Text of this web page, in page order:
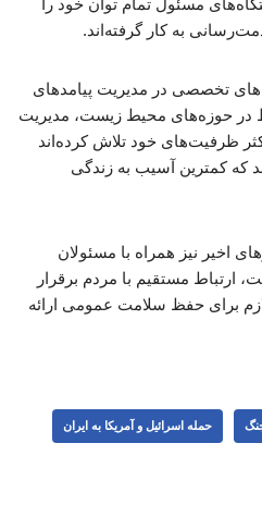
مسئول تمام توان خود را
به کار گرفته‌اند.
تخصصی در مدیریت پیامدهای
در حوزه‌های محیط زیست، مدیریت
ظرفیت‌های خود تلاش کرده‌اند
که کمترین آسیب به زندگی
اخیر نیز همراه با مسئولان
مستقیم با مردم برقرار
برای حفظ سلامت عمومی ارائه
حمله اسرائیل و آمریکا به ایران